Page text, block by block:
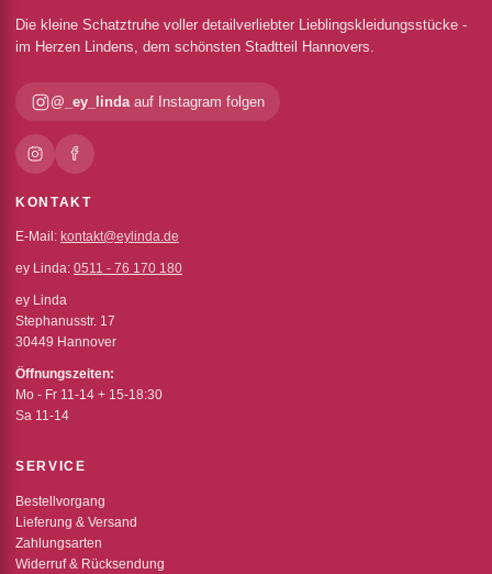
Die kleine Schatztruhe voller detailverliebter Lieblingskleidungsstücke -
im Herzen Lindens, dem schönsten Stadtteil Hannovers.
@_ey_lindaauf Instagram folgen
KONTAKT
E-Mail: kontakt@eylinda.de
ey Linda: 0511 - 76 170 180
ey Linda
Stephanusstr. 17
30449 Hannover
Öffnungszeiten:
Mo - Fr 11-14 + 15-18:30
Sa 11-14
SERVICE
Bestellvorgang
Lieferung & Versand
Zahlungsarten
Widerruf & Rücksendung